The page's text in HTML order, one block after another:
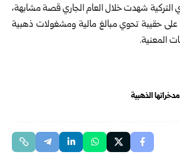
التركية شهدت خلال العام الجاري قصة مشابهة،
حقيبة تحوي مبالغ مالية ومشغولات ذهبية
المعنية.
الذهبية